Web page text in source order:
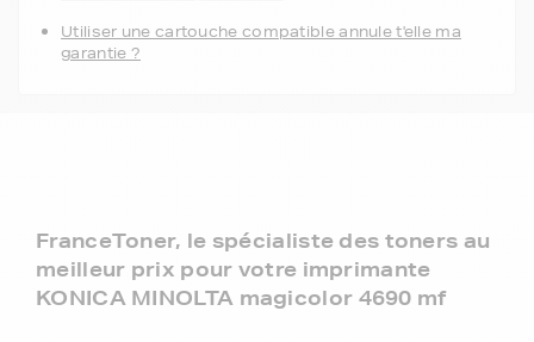
Utiliser une cartouche compatible annule t'elle ma
garantie ?
FranceToner, le spécialiste des toners au
meilleur prix pour votre imprimante
KONICA MINOLTA magicolor 4690 mf